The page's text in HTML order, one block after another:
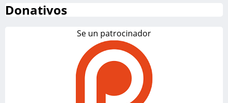
Donativos
Se un patrocinador